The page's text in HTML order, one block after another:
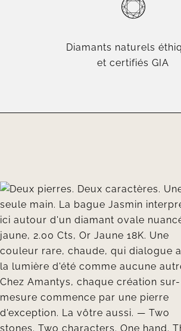
Diamants naturels
et certifiés GIA